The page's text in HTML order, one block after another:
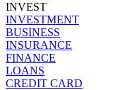
INVEST
INVESTMENT
BUSINESS
INSURANCE
FINANCE
LOANS
CREDIT CARD